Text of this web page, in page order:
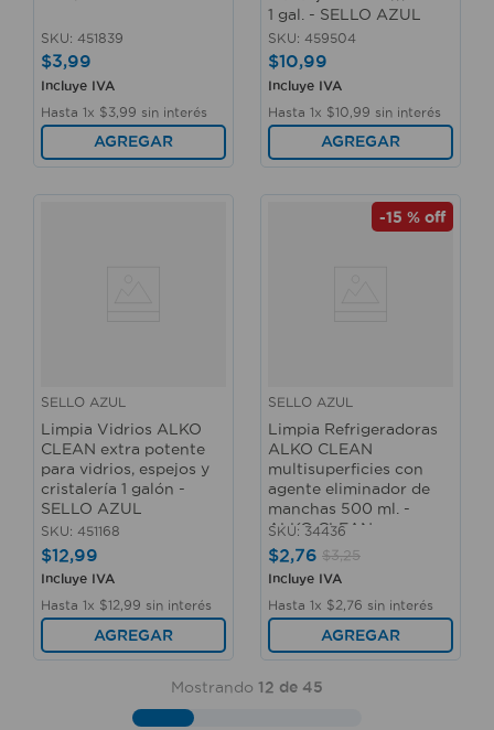
SKU: 451839
$3,99
Incluye IVA
Hasta 1x $3 99 sin interés
AGREGAR
1 gal. - SELLO AZUL
SKU: 459504
$10,99
Incluye IVA
Hasta 1x $10 99 sin interés
AGREGAR
SELLO AZUL
Limpia Vidrios ALKO
CLEAN extra potente
para vidrios, espejos y
cristalería 1 galón -
SELLO AZUL
SKU: 451168
$12,99
Incluye IVA
Hasta 1x $12 99 sin interés
AGREGAR
-15 % off
SELLO AZUL
Limpia Refrigeradoras
ALKO CLEAN
multisuperficies con
agente eliminador de
manchas 500 ml. -
ALKO CLEAN
SKU: 34436
$2,76 $3,25
Incluye IVA
Hasta 1x $2 76 sin interés
AGREGAR
Mostrando 12 de 45